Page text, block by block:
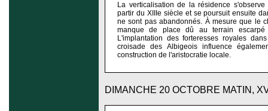
La verticalisation de la résidence s'observe
partir du XIIIe siècle et se poursuit ensuite
ne sont pas abandonnés. À mesure que le
manque de place dû au terrain escarpé
L'implantation des forteresses royales
croisade des Albigeois influence
construction de l'aristocratie locale.
DIMANCHE 20 OCTOBRE MATIN,